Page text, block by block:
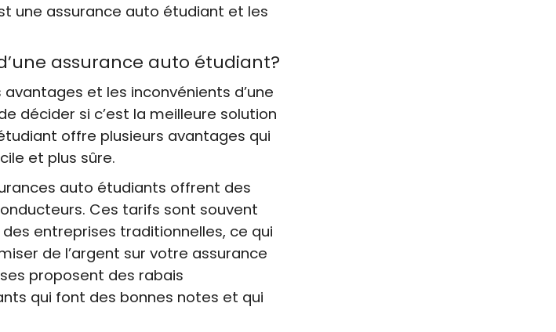
une assurance auto étudiant et les
assurance auto étudiant?
et les inconvénients d’une
décider si c’est la meilleure solution
offre plusieurs avantages qui
et plus sûre.
auto étudiants offrent des
Ces tarifs sont souvent
entreprises traditionnelles, ce qui
de l’argent sur votre assurance
proposent des rabais
qui font des bonnes notes et qui